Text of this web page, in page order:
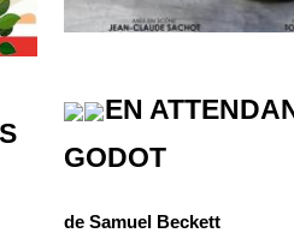
EN
GODOT
de Samuel Beckett